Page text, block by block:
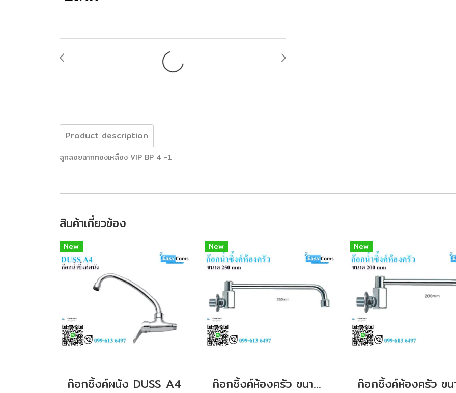
Product description
ลูกลอยฉากทองเหลือง VIP BP 4 -1
สินค้าเกี่ยวข้อง
New
ก๊อกซิ้งค์ผนัง DUSS A4
New
ก๊อกซิ้งค์ห้องครัว ขนาด 250 mm
New